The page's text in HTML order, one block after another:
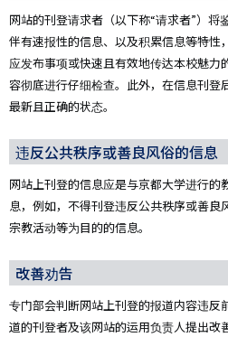
网站的刊登请求者（以下称“请求者”）
伴有速报性的信息、以及积累信息等特性
应发布事项或快速且有效地传达本校魅力
容彻底进行仔细检查。此外，在信息刊登
最新且正确的状态。
违反公共秩序或善良风俗的信息
网站上刊登的信息应是与京都大学进行的
息，例如，不得刊登违反公共秩序或善
宗教活动等为目的的信息。
改善劝告
专门部会判断网站上刊登的报道内容违反
道的刊登者及该网站的运用负责人提出改